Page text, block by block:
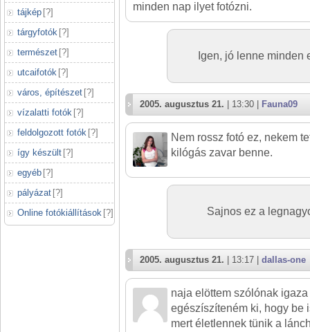
tájkép [?]
tárgyfotók [?]
természet [?]
utcaifotók [?]
város, építészet [?]
vízalatti fotók [?]
feldolgozott fotók [?]
így készült [?]
egyéb [?]
pályázat [?]
Online fotókiállítások [?]
minden nap ilyet fotózni.
Igen, jó lenne minden
2005. augusztus 21. | 13:30 | Fauna09
Nem rossz fotó ez, nekem
kilógás zavar benne.
Sajnos ez a
2005. augusztus 21. | 13:17 | dallas-one
naja elöttem szólónak
egészíszíteném ki, hogy be
mert életlennek tünik a